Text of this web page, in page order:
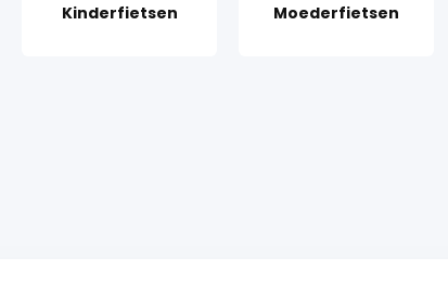
Kinderfietsen Moederfietsen